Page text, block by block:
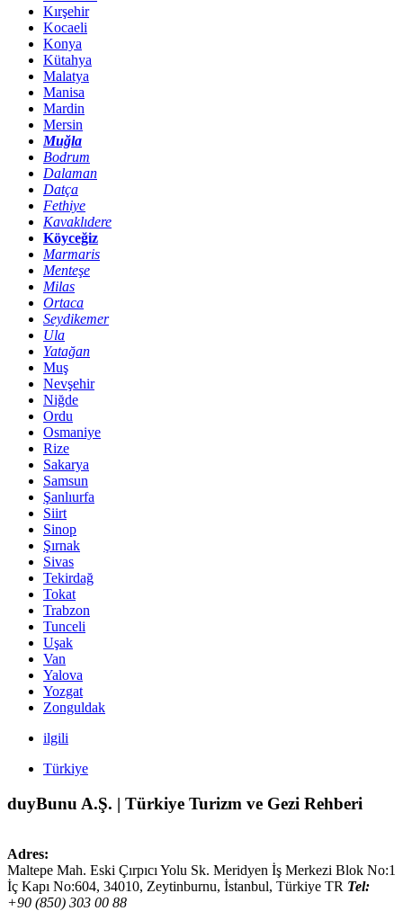
Kırşehir
Kocaeli
Konya
Kütahya
Malatya
Manisa
Mardin
Mersin
Muğla
Bodrum
Dalaman
Datça
Fethiye
Kavaklıdere
Köyceğiz
Marmaris
Menteşe
Milas
Ortaca
Seydikemer
Ula
Yatağan
Muş
Nevşehir
Niğde
Ordu
Osmaniye
Rize
Sakarya
Samsun
Şanlıurfa
Siirt
Sinop
Şırnak
Sivas
Tekirdağ
Tokat
Trabzon
Tunceli
Uşak
Van
Yalova
Yozgat
Zonguldak
ilgili
Türkiye
duyBunu A.Ş. | Türkiye Turizm ve Gezi Rehberi
Adres:
Maltepe Mah. Eski Çırpıcı Yolu Sk. Meridyen İş Merkezi Blok No:1
İç Kapı No:604, 34010, Zeytinburnu, İstanbul, Türkiye TR Tel:
+90 (850) 303 00 88